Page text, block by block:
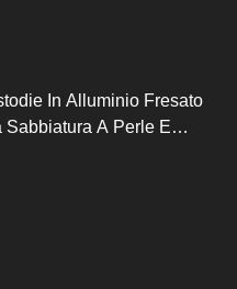
In Alluminio Fresato
Sabbiatura A Perle E